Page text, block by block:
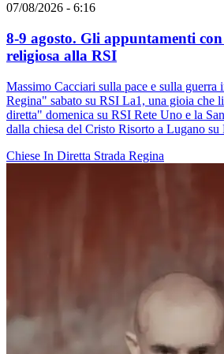
07/08/2026 - 6:16
8-9 agosto. Gli appuntamenti
religiosa alla RSI
Massimo Cacciari sulla pace e sulla guerra
Regina" sabato su RSI La1, una gioia che
diretta" domenica su RSI Rete Uno e la
dalla chiesa del Cristo Risorto a Lugano su
Chiese In Diretta Strada Regina